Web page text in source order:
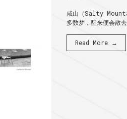
咸山（Salty
多数梦，醒来便会散
Read More →